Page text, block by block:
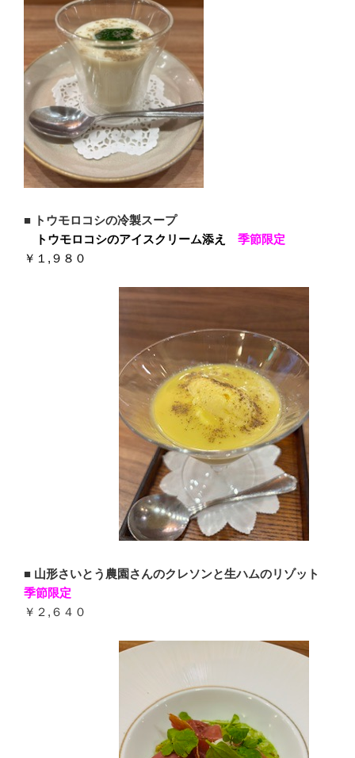
■ トウモロコシの冷製スープ
トウモロコシのアイスクリーム添え
季節限定
￥１,９８０
■ 山形さいとう農園さんのクレソンと生ハムのリゾット
季節限定
￥２,６４０